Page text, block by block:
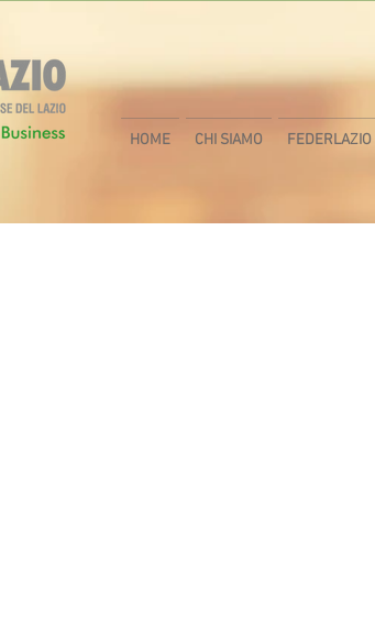
HOME CHI SIAMO